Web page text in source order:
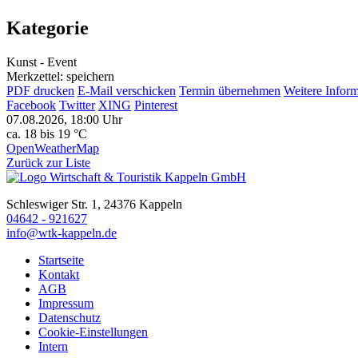
Kategorie
Kunst - Event
Merkzettel: speichern
PDF drucken E-Mail verschicken Termin übernehmen Weitere
Facebook Twitter XING Pinterest
07.08.2026, 18:00 Uhr
ca. 18 bis 19 °C
OpenWeatherMap
Zurück zur Liste
Schleswiger Str. 1, 24376 Kappeln
04642 - 921627
info@wtk-kappeln.de
Startseite
Kontakt
AGB
Impressum
Datenschutz
Cookie-Einstellungen
Intern